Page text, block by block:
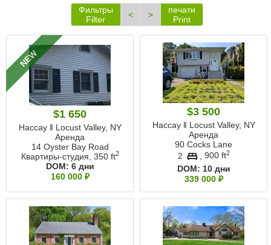
Фильтры
Filter
< >
печати
Print
NEW
$1 650
Нассау ‖ Locust Valley, NY
Аренда
14 Oyster Bay Road
Квартиры-студия, 350 ft2
DOM: 6 дни
160 000 ₽
$3 500
Нассау ‖ Locust Valley, NY
Аренда
90 Cocks Lane
2
900 ft2
DOM: 10 дни
339 000 ₽